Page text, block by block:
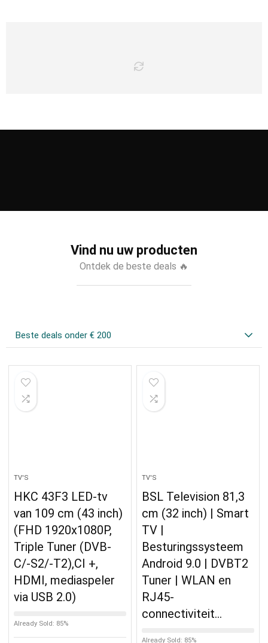
Vind nu uw producten
Ontdek de beste deals 🔥
Beste deals onder € 200
TV'S
HKC 43F3 LED-tv
van 109 cm (43 inch)
(FHD 1920x1080P,
Triple Tuner (DVB-
C/-S2/-T2),CI +,
HDMI, mediaspeler
via USB 2.0)
Already Sold: 85%
TV'S
BSL Television 81,3
cm (32 inch) | Smart
TV |
Besturingssysteem
Android 9.0 | DVBT2
Tuner | WLAN en
RJ45-
connectiviteit…
Already Sold: 85%